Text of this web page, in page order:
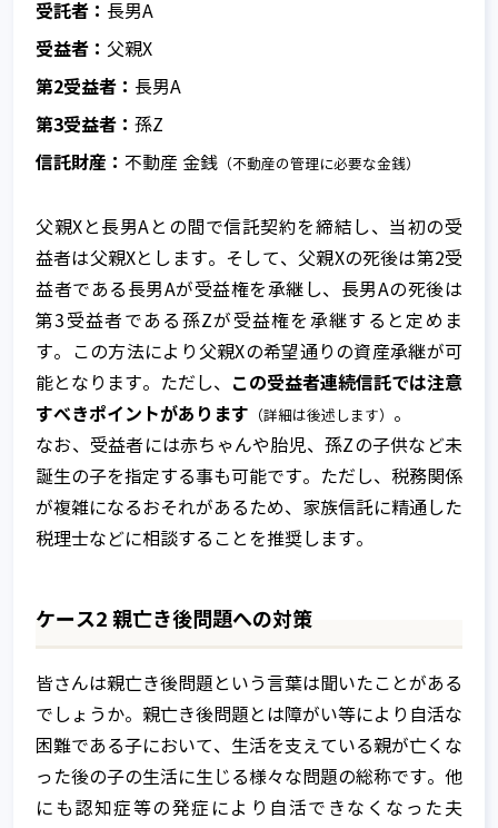
受託者： 長男A
受益者： 父親X
第2受益者： 長男A
第3受益者： 孫Z
信託財産： 不動産 金銭 （不動産の管理に必要な金銭）
父親Xと長男Aとの間で信託契約を締結し、当初の受
益者は父親Xとします。そして、父親Xの死後は第2受
益者である長男Aが受益権を承継し、長男Aの死後は
第3受益者である孫Zが受益権を承継すると定めま
す。この方法により父親Xの希望通りの資産承継が可
能となります。ただし、
この受益者連続信託では注意
すべきポイントがあります （詳細は後述します） 。
なお、受益者には赤ちゃんや胎児、孫Zの子供など未
誕生の子を指定する事も可能です。ただし、税務関係
が複雑になるおそれがあるため、家族信託に精通した
税理士などに相談することを推奨します。
ケース2 親亡き後問題への対策
皆さんは親亡き後問題という言葉は聞いたことがある
でしょうか。親亡き後問題とは障がい等により自活な
困難である子において、生活を支えている親が亡くな
った後の子の生活に生じる様々な問題の総称です。他
にも認知症等の発症により自活できなくなった夫